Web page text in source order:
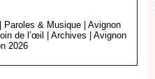
Paroles & Musique |Avignon
de l’œil |Archives |Avignon
2026